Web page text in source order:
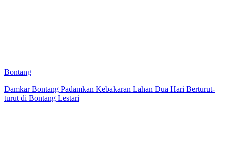
Bontang
Damkar Bontang Padamkan Kebakaran Lahan Dua Hari Berturut-
turut di Bontang Lestari